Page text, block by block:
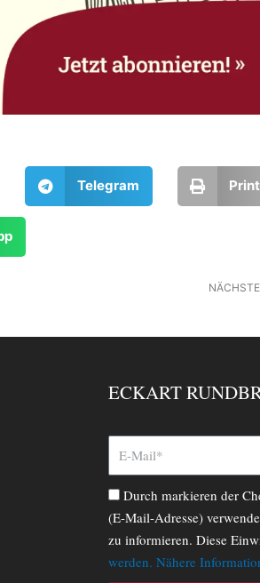
Telegram Print
ECKART
Durch markieren der
(E-Mail-Adresse)
zu informieren. Diese
werden. Nähere